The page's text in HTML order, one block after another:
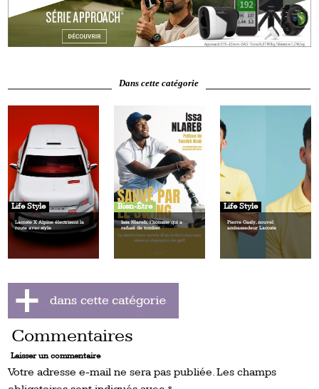
Dans cette catégorie
Life Style
Lacoste X Alpine électrisent la
route avec style
Bien-Être
Issa Nlareb, l’homme qui a
refusé de tomber
Life Style
Pierre Gasly, nouvel
ambassadeur Lacoste
Commentaires
Laisser un commentaire
Votre adresse e-mail ne sera pas publiée.Les champs